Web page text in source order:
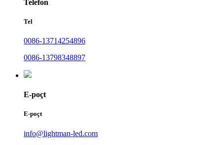
Telefon
Tel
0086-13714254896
0086-13798348897
E-poçt
E-poçt
info@lightman-led.com